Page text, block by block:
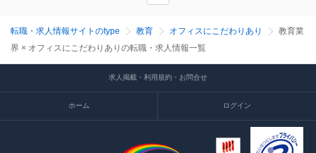
転職・求人情報サイトのtype 教育 オフィスにこだわりあり
教育業
界 × オフィスにこだわりありの転職・求人情報一覧
求人掲載・利用規約・お問合せ
ホーム ログイン